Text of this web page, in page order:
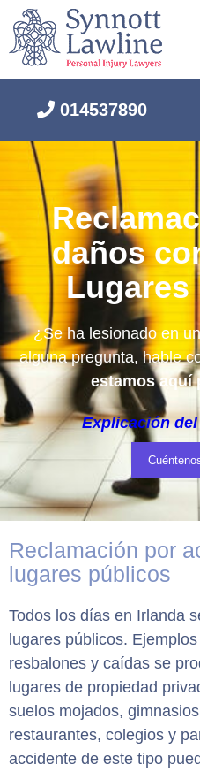
014537890
daños
¿Se ha lesionado en
alguna pregunta, hable
estamos aquí
Explicación del
Reclamación por
lugares públicos
Todos los días en Irlanda
lugares públicos.
resbalones y caídas se
lugares de propiedad
suelos mojados,
restaurantes, colegios y
accidente de este tipo